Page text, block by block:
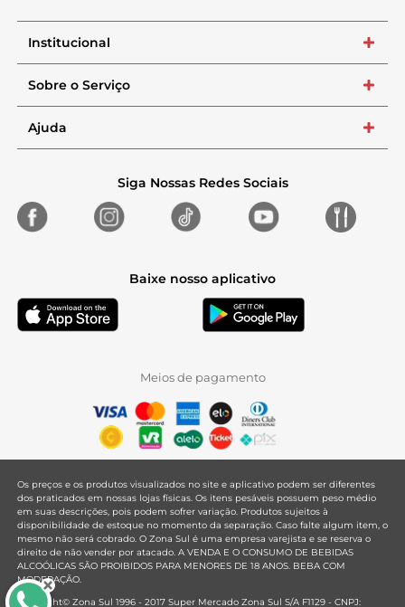
Institucional +
Sobre o Serviço +
Ajuda +
Siga Nossas Redes Sociais
Baixe nosso aplicativo
Meios de pagamento
Os preços e os produtos visualizados no site e aplicativo podem ser diferentes
dos praticados em nossas lojas físicas. Os itens pesáveis possuem peso médio
em suas descrições, pois podem sofrer variação. Produtos sujeitos à
disponibilidade de estoque no momento da separação. Caso falte algum item, o
mesmo não será cobrado. O Zona Sul é uma empresa varejista e se reserva o
direito de não vender por atacado. A VENDA E O CONSUMO DE BEBIDAS
ALCOÓLICAS SÃO PROIBIDOS PARA MENORES DE 18 ANOS. BEBA COM
MODERAÇÃO.
Copyright© Zona Sul 1996 - 2017 Super Mercado Zona Sul S/A F1129 - CNPJ: